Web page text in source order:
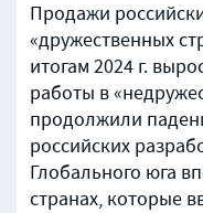
Продажи
«дружественных
итогам 2024 г.
работы в
продолжили
российских
Глобального юга
странах, которые